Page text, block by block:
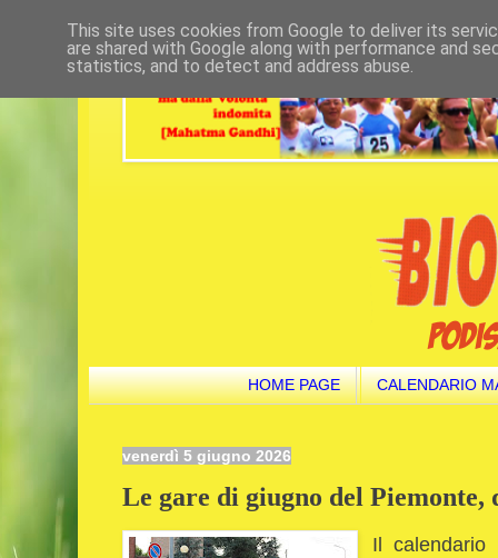
HOME PAGE CALENDARIO
venerdì 5 giugno 2026
Le gare di giugno del Piemonte,
Il calendario
This site uses cookies from Google to deliver its
are shared with Google along with performance and
statistics, and to detect and address abuse.